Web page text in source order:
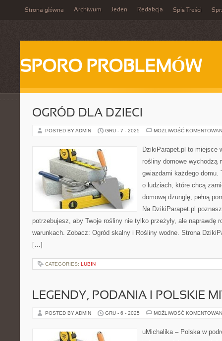
Strona główna Archiwum Jeden Redakcja Spis Treści
SPORO PROBLEMÓW
OGRÓD DLA DZIECI
POSTED BY ADMIN GRU - 7 - 2025 MOŻLIWOŚĆ
DzikiParapet.pl to miejsce
rośliny domowe wychodzą
gwiazdami każdego
o ludziach, które chcą
domową dżunglę, pełną
Na DzikiParapet.pl
potrzebujesz, aby Twoje rośliny nie tylko przeżyły, ale naprawdę
warunkach. Zobacz: Ogród skalny i Rośliny wodne. Strona
[…]
CATEGORIES: LUBIN
LEGENDY, PODANIA I POLSKIE
POSTED BY ADMIN GRU - 6 - 2025 MOŻLIWOŚĆ
uMichalika – Polska w